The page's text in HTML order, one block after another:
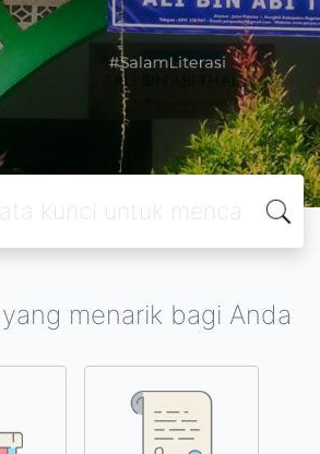
menarik bagi Anda